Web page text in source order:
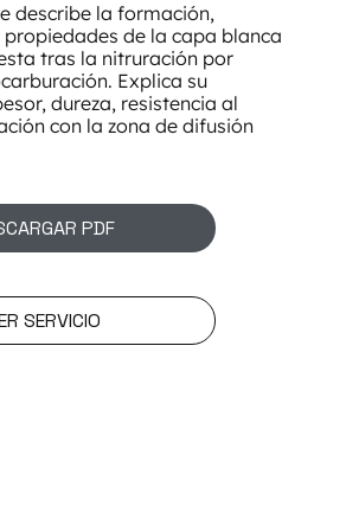
describe la formación,
de la capa blanca
tras la nitruración por
Explica su
dureza, resistencia al
con la zona de difusión
PDF
SERVICIO